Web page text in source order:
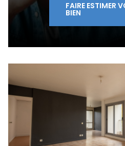
FAIRE ESTIMER
BIEN